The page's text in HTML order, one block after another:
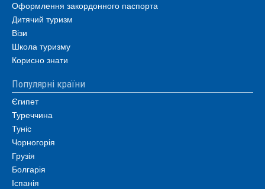
Оформлення закордонного паспорта
Дитячий туризм
Візи
Школа туризму
Корисно знати
Популярні країни
Єгипет
Туреччина
Туніс
Чорногорія
Грузія
Болгарія
Іспанія